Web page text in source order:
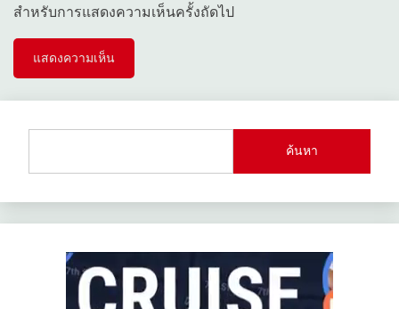
สำหรับการแสดงความเห็นครั้งถัดไป
ค้นหา